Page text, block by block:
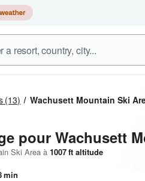
(13) Wachusett Mountain Ski
pour Wachusett
Ski Area à 1007ft altitude
min